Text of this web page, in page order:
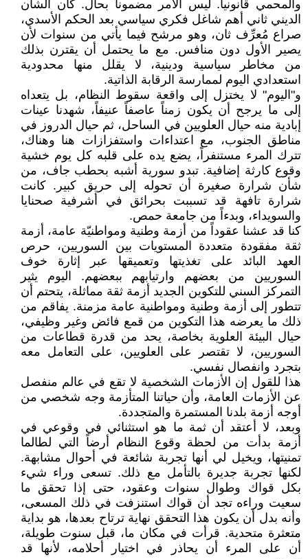
والمحمي قانونياً. ليس الأمر مضموناً بحال. كان الشأن
الديني ثاني أهم شاغل فكري سياسي بعد الحكم الأسدي،
صراع مُعرِّف ثان، وهو مرشح فيما يأتي من سنوات لأن
يصير الأول دون منافس. مع ما يحتمل أن يقترن بذلك
من مخاطر سياسية ودينية، لا يقلل منها محدودية
استعدادي اليوم لممارسة الرقابة الذاتية.
و"اليوم" لا يختزل إلى واقعة سقوط النظام، بل يتعداه
إلى ما يرجح أن يكون زمناً عاصفاً عنيفاً، شهدنا عينات
إبادية منه حيال العلويين في الساحل، ثم حيال الدروز في
مناطق الجنوب، مع اعتداءات واستفزازات هنا وهناك،
تترك المرء مستنفراً، يضع يده على قلبه كل يوم خشية
وقوع كارثة إضافية. تبدو سورية أشبه بحطب جاف، من
شأن شرارة صغيرة أن تحوله إلى حريق كبير. كانت
شرارة تافهة قد تسببت بحرائق في أشرفية صحنايا
والسويداء، وبدءاً من جامعة حمص.
كنا قد عشنا عقوداً من أزمة وطنية ومواطنيّة عامة، أزمة
ثقة مفقودة متعددة المستويات بين السوريين، حرص
العهد البائد على تغذيتها وتعميقها عبر إثارة خوف
السوريين من بعضهم وارتيابهم ببعضهم. اليوم يثير
التمركز السني للتكوين الجديد أزمة ثقة مماثلة، يتحتم أن
تتطور إلى أزمة وطنية ومواطنية عامة مزمنة. يفاقم من
ذلك ما يعرضه هذا التكوين من قمع فائض وغير وظيفي،
حيال البيئة العلوية بخاصة، يحد من قدرة قطاعات من
السوريين، لا تقتصر على العلويين، على التعامل معه
بتجرد وانفصال نفسي.
هذا للقول إن الأزمات الشخصية لا تقع في عالم منفصل
عن الأزمات العامة، وأن حياتنا المتأزمة وجه شخصي من
أوجه أزمة بلدنا المستمرة والمتجددة.
وبعد، لا أعتقد أن ثمة ما هو استثنائي في وقوعي في
أزمة بدأت من لحظة وقوع النظام أرضاً التي لطالما
تمنيتها، ويخيل لي أنها تجربة شائعة في أحوال مشابهة.
لكنها تجربة جديرة بالتأمل مع ذلك. تسعى وراء شيء
بكل قواك وطوال سنوات وعقود، حتى إذا تحقق ما
سعيت وراءه تجد أن قواك استنزفت في ذلك المسعى،
وأنه بدل أن يكون هذا التحقق نهاية ترتاح بعدها، هو بداية
متعثرة متحدية. قرأت في مكان ما، قبل سنوت طويلة،
أن على المرء أن يحاذر في اختيار أحلامه، لأنها قد